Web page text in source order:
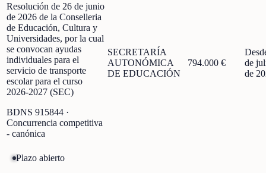
Resolución de 26 de junio
de 2026 de la Conselleria
de Educación, Cultura y
Universidades, por la cual
se convocan ayudas
individuales para el
servicio de transporte
escolar para el curso
2026-2027 (SEC)
BDNS 915844 ·
Concurrencia competitiva
- canónica
SECRETARÍA
AUTONÓMICA
DE EDUCACIÓN
794.000 €
de
de
Plazo abierto